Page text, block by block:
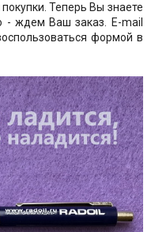
Теперь Вы знаете
- ждем Ваш заказ. E-mail
формой в